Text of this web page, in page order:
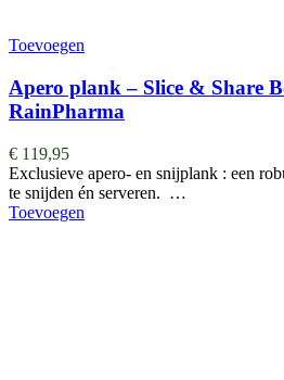
Toevoegen
Apero plank – Slice & Share
RainPharma
€ 119,95
Exclusieve apero- en snijplank : een
te snijden én serveren. …
Toevoegen